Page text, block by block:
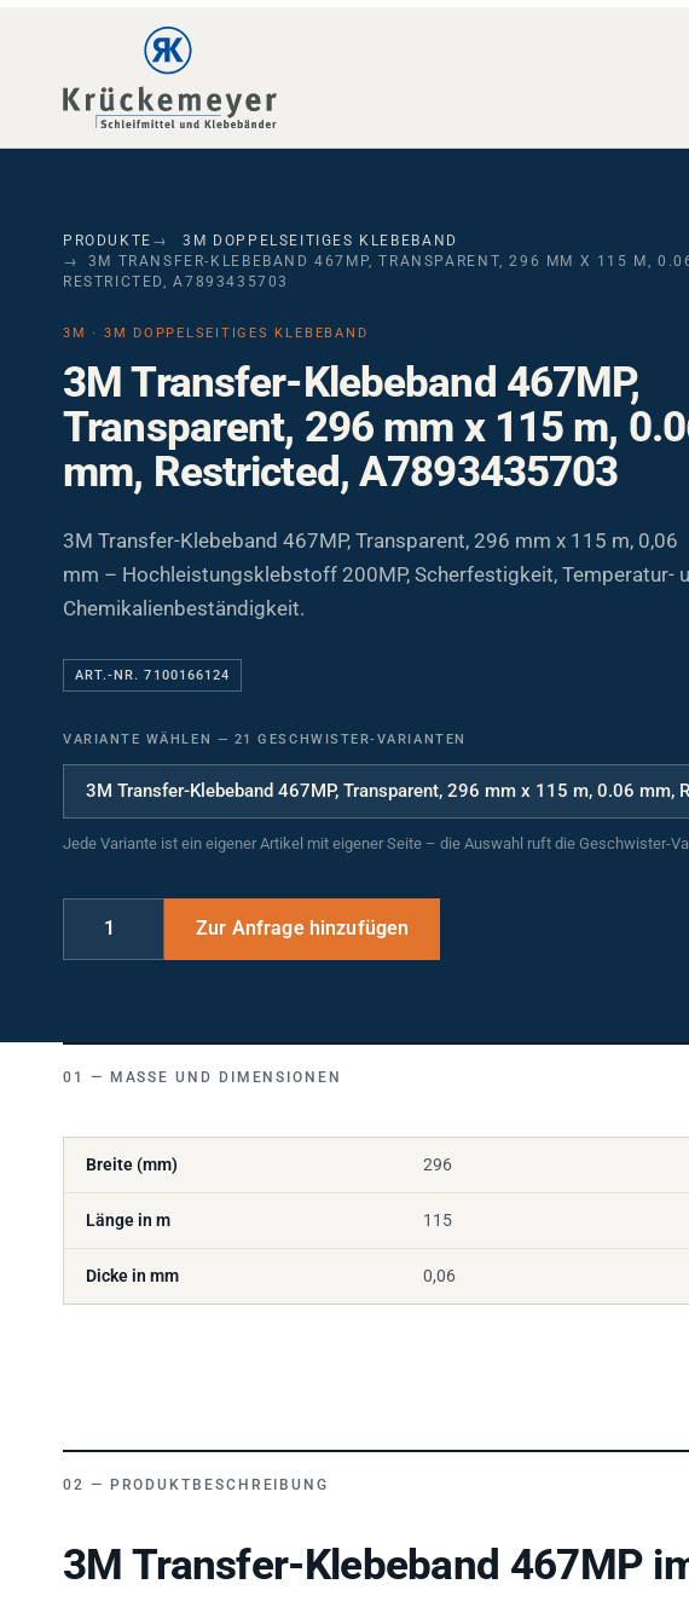
PRODUKTE
3M DOPPELSEITIGES KLEBEBAND
3M TRANSFER-KLEBEBAND 467MP, TRANSPARENT, 296 MM X 115 M,
RESTRICTED, A7893435703
3M · 3M DOPPELSEITIGES KLEBEBAND
3M Transfer-Klebeband 467MP,
Transparent, 296 mm x 115 m,
mm, Restricted, A7893435703
3M Transfer-Klebeband 467MP, Transparent, 296 mm x 115 m, 0,06
mm – Hochleistungsklebstoff 200MP, Scherfestigkeit, Temperatur-
Chemikalienbeständigkeit.
ART.-NR. 7100166124
VARIANTE WÄHLEN 21 GESCHWISTER-VARIANTEN
Jede Variante ist ein eigener Artikel mit eigener Seite – die Auswahl ruft die Geschwister-
MASSE UND DIMENSIONEN
Breite (mm) 296
Länge in m 115
Dicke in mm 0,06
PRODUKTBESCHREIBUNG
3M Transfer-Klebeband 467MP